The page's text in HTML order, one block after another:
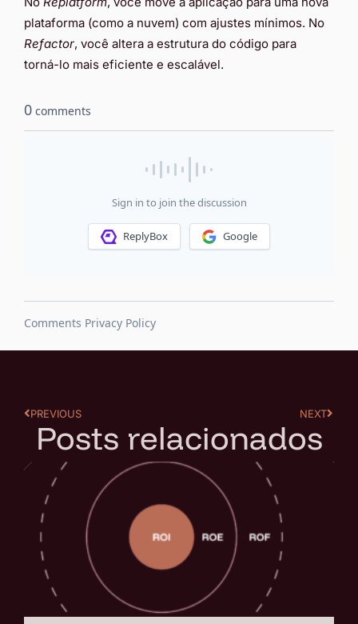
plataforma (como a nuvem) com ajustes mínimos. No
Refactor, você altera a estrutura do código para
torná-lo mais eficiente e escalável.
PREVIOUS NEXT
Posts relacionados